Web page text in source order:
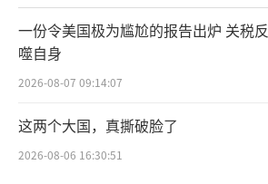
一份令美国极为尴尬的报告出炉 关税反
噬自身
2026-08-07 09:14:07
这两个大国，真撕破脸了
2026-08-06 16:30:51